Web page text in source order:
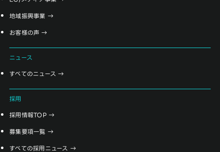
地域振興事業
お客様の声
ニュース
すべてのニュース
採用
採用情報TOP
募集要項一覧
すべての採用ニュース